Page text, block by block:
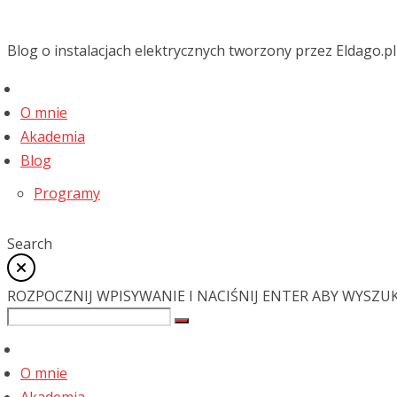
Blog o instalacjach elektrycznych tworzony przez Eldago.pl
O mnie
Akademia
Blog
Programy
Search
ROZPOCZNIJ WPISYWANIE I NACIŚNIJ ENTER ABY
O mnie